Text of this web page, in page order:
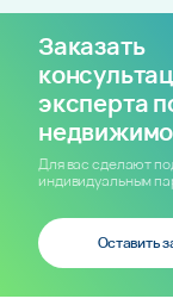
Заказать
эксперта
Для вас сделают
индивидуальным
Оставить